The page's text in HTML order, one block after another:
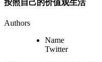
按照自己的价值观生活
Authors
Name
Twitter